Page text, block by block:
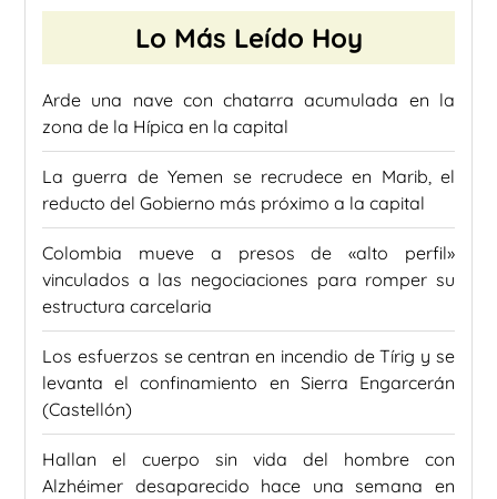
Lo Más Leído Hoy
Arde una nave con chatarra acumulada en la
zona de la Hípica en la capital
La guerra de Yemen se recrudece en Marib, el
reducto del Gobierno más próximo a la capital
Colombia mueve a presos de «alto perfil»
vinculados a las negociaciones para romper su
estructura carcelaria
Los esfuerzos se centran en incendio de Tírig y se
levanta el confinamiento en Sierra Engarcerán
(Castellón)
Hallan el cuerpo sin vida del hombre con
Alzhéimer desaparecido hace una semana en